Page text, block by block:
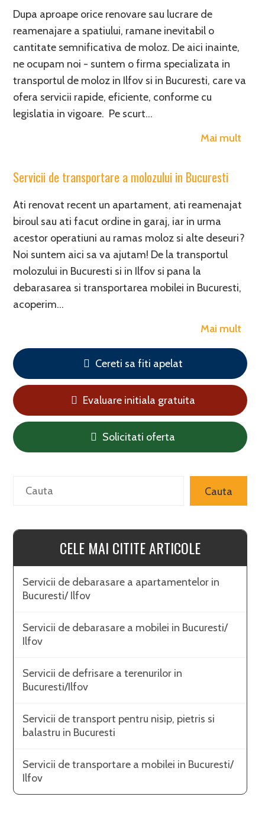
Dupa aproape orice renovare sau lucrare de
reamenajare a spatiului, ramane inevitabil o
cantitate semnificativa de moloz. De aici inainte,
ne ocupam noi - suntem o firma specializata in
transportul de moloz in Ilfov si in Bucuresti, care va
ofera servicii rapide, eficiente, conforme cu
legislatia in vigoare. Pe scurt…
Mai mult
Servicii de transportare a molozului in Bucuresti
Ati renovat recent un apartament, ati reamenajat
biroul sau ati facut ordine in garaj, iar in urma
acestor operatiuni au ramas moloz si alte deseuri?
Noi suntem aici sa va ajutam! De la transportul
molozului in Bucuresti si in Ilfov si pana la
debarasarea si transportarea mobilei in Bucuresti,
acoperim…
Mai mult
Cereti sa fiti apelat
Evaluare initiala gratuita
Solicitati oferta
Search Cauta
CELE MAI CITITE ARTICOLE
Servicii de debarasare a apartamentelor in
Bucuresti/ Ilfov
Servicii de debarasare a mobilei in Bucuresti/
Ilfov
Servicii de defrisare a terenurilor in
Bucuresti/Ilfov
Servicii de transport pentru nisip, pietris si
balastru in Bucuresti
Servicii de transportare a mobilei in Bucuresti/
Ilfov